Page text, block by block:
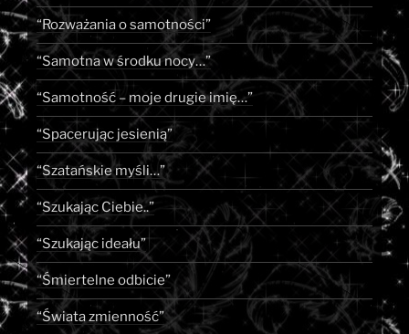
“Rozważania o samotności”
“Samotna w środku nocy…”
“Samotność – moje drugie imię…”
“Spacerując jesienią”
“Szatańskie myśli…”
“Szukając Ciebie..”
“Szukając ideału”
“Śmiertelne odbicie”
“Świata zmienność”